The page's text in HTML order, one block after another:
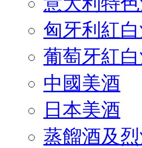
匈牙利紅
葡萄牙紅
中國美酒
日本美酒
蒸餾酒及